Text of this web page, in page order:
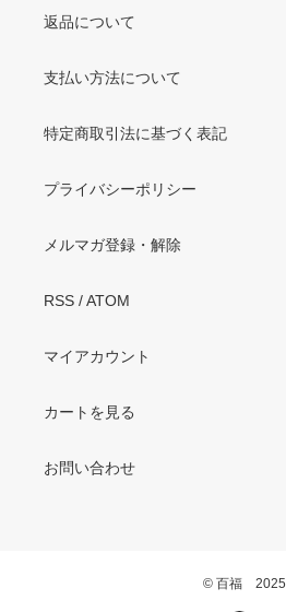
返品について
支払い方法について
特定商取引法に基づく表記
プライバシーポリシー
メルマガ登録・解除
RSS /ATOM
マイアカウント
カートを見る
お問い合わせ
© 百福 2025